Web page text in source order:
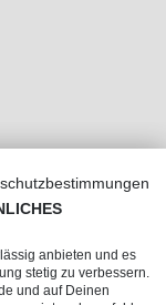
anbieten und es
stetig zu verbessern.
und auf Deinen